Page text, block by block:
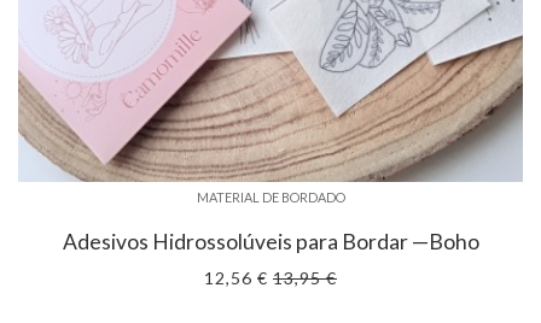
MATERIAL DE BORDADO
Adesivos Hidrossolúveis para Bordar —Boho
12,56 € 13,95 €